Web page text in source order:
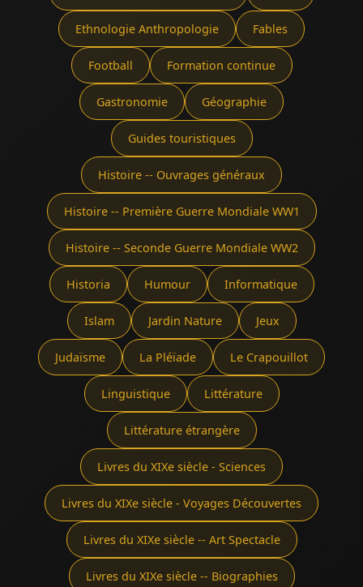
Ethnologie Anthropologie Fables
Football Formation continue
Gastronomie Géographie
Guides touristiques
Histoire -- Ouvrages généraux
Histoire -- Première Guerre Mondiale WW1
Histoire -- Seconde Guerre Mondiale WW2
Historia Humour Informatique
Islam Jardin Nature Jeux
Judaïsme La Pléïade Le Crapouillot
Linguistique Littérature
Littérature étrangère
Livres du XIXe siècle - Sciences
Livres du XIXe siècle - Voyages Découvertes
Livres du XIXe siècle -- Art Spectacle
Livres du XIXe siècle -- Biographies